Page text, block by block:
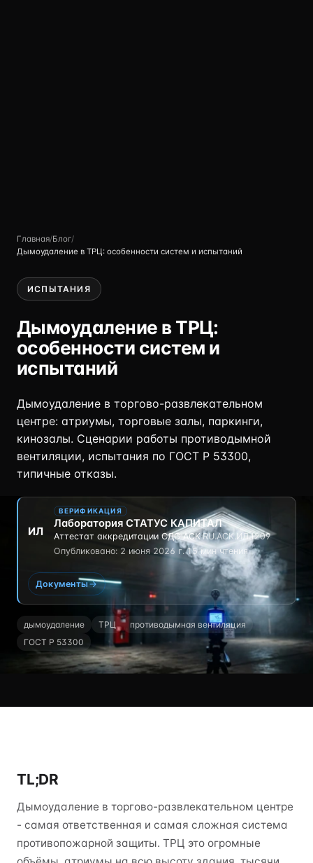
Главная/Блог/
Дымоудаление в ТРЦ: особенности систем и испытаний
ИСПЫТАНИЯ
Дымоудаление в ТРЦ:
особенности систем и
испытаний
Дымоудаление в торгово-развлекательном
центре: атриумы, торговые залы, паркинги,
кинозалы. Сценарии работы противодымной
вентиляции, испытания по ГОСТ Р 53300,
типичные отказы.
ИЛ
ВЕРИФИКАЦИЯ
Лаборатория СТАТУС КАПИТАЛ
Аттестат аккредитации СДС АСК·RU.АСК.ИЛ.1209
Опубликовано: 2 июня 2026 г.·15 мин чтения
Документы
дымоудаление ТРЦ
противодымная вентиляция
ГОСТ Р 53300
TL;DR
Дымоудаление в торгово-развлекательном центре
- самая ответственная и самая сложная система
противопожарной защиты. ТРЦ это огромные